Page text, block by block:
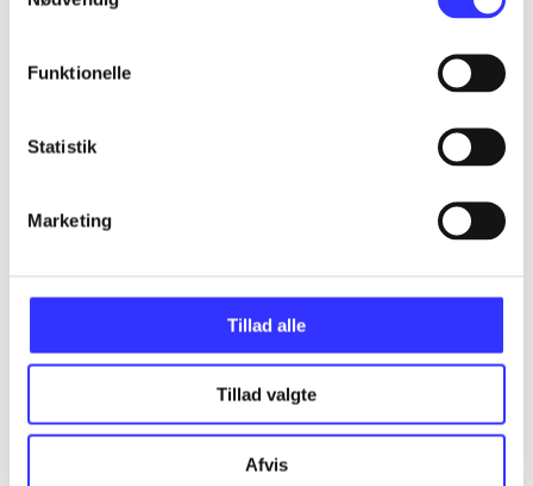
Funktionelle
Statistik
Marketing
Tillad alle
Tillad valgte
Afvis
...
...
...